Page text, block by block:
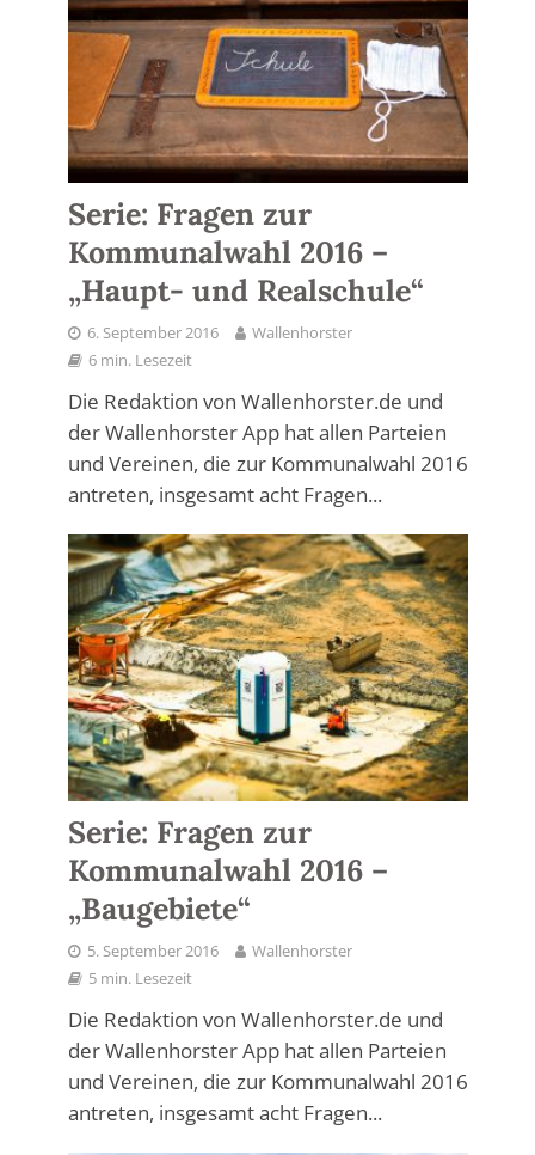
Serie: Fragen zur
Kommunalwahl 2016 –
„Haupt- und Realschule“
6. September 2016
Wallenhorster
6 min. Lesezeit
Die Redaktion von Wallenhorster.de und
der Wallenhorster App hat allen Parteien
und Vereinen, die zur Kommunalwahl 2016
antreten, insgesamt acht Fragen...
Serie: Fragen zur
Kommunalwahl 2016 –
„Baugebiete“
5. September 2016
Wallenhorster
5 min. Lesezeit
Die Redaktion von Wallenhorster.de und
der Wallenhorster App hat allen Parteien
und Vereinen, die zur Kommunalwahl 2016
antreten, insgesamt acht Fragen...